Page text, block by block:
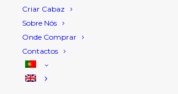
Criar Cabaz
Sobre Nós
Onde Comprar
Contactos